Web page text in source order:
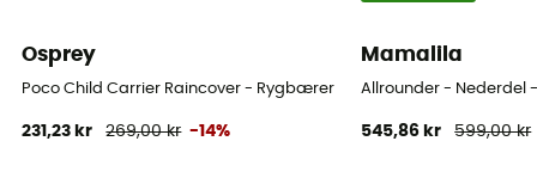
Osprey
Poco Child Carrier Raincover - Rygbærer
231,23 kr 269,00 kr -14%
Mamalila
Allrounder - Nederdel
545,86 kr 599,00 kr